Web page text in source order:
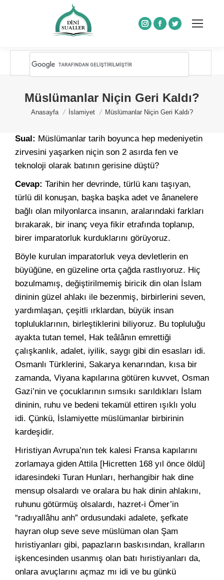
Instagram
Facebook
Twitter
Müslümanlar Niçin Geri Kaldı?
You are here:
Anasayfa İslamiyet Müslümanlar Niçin Geri Kaldı?
Sual: Müslümanlar tarih boyunca hep medeniyetin
zirvesini yaşarken niçin son 2 asırda fen ve
teknoloji olarak batının gerisine düştü?
Cevap: Tarihin her devrinde, türlü kanı taşıyan,
türlü dil konuşan, başka başka adet ve ânanelere
bağlı olan milyonlarca insanın, aralarındaki farkları
bırakarak, bir inanç veya fikir etrafında toplanıp,
birer imparatorluk kurduklarını görüyoruz.
Böyle kurulan imparatorluk veya devletlerin en
büyüğüne, en güzeline orta çağda rastlıyoruz. Hiç
bozulmamış, değiştirilmemiş biricik din olan İslam
dininin güzel ahlakı ile bezenmiş, birbirlerini seven,
yardımlaşan, çeşitli ırklardan, büyük insan
topluluklarının, birleştiklerini biliyoruz. Bu topluluğu
ayakta tutan temel, Hak teâlânın emrettiği
çalışkanlık, adalet, iyilik, saygı gibi din esasları idi.
Osmanlı Türklerini, Sakarya kenarından, kısa bir
zamanda, Viyana kapılarına götüren kuvvet, Osman
Gazi’nin ve çocuklarının sımsıkı sarıldıkları İslam
dininin, ruhu ve bedeni tekamül ettiren ışıklı yolu
idi. Çünkü, İslamiyette müslümanlar birbirinin
kardeşidir.
Hıristiyan Avrupa’nın tek kalesi Fransa kapılarını
zorlamaya giden Attila [Hicretten 168 yıl önce öldü]
idaresindeki Turan Hunları, herhangibir hak dine
mensup olsalardı ve oralara bu hak dinin ahlakını,
ruhunu götürmüş olsalardı, hazret-i Ömer’in
“radıyallâhu anh” ordusundaki adalete, şefkate
hayran olup seve seve müslüman olan Şam
hıristiyanları gibi, papazların baskısından, kralların
işkencesinden usanmış olan batı hıristiyanları da,
onlara avuçlarını açmaz mı idi ve bu günkü